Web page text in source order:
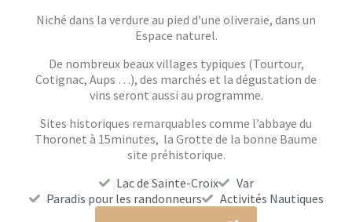
Niché dans la verdure au pied d’une oliveraie, dans un
Espace naturel.
De nombreux beaux villages typiques (Tourtour,
Cotignac, Aups …), des marchés et la dégustation de
vins seront aussi au programme.
Sites historiques remarquables comme l’abbaye du
Thoronet à 15minutes, la Grotte de la bonne Baume
site préhistorique.
Lac de Sainte-Croix
Var
Paradis pour les randonneurs
Activités Nautiques